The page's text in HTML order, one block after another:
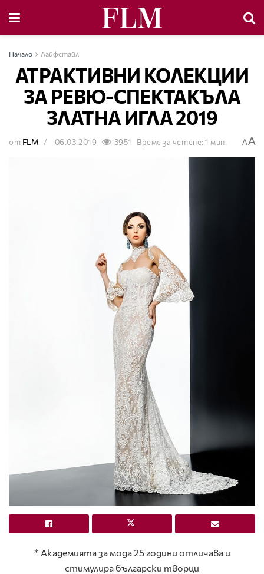
Начало Лайфстайл
АТРАКТИВНИ КОЛЕКЦИИ
ЗА РЕВЮ-СПЕКТАКЪЛА
ЗЛАТНА ИГЛА 2019
от FLM 06.03.2019 3951 Време за четене: 1 мин. AA
* Академията за мода 25 години отличава и
стимулира български творци